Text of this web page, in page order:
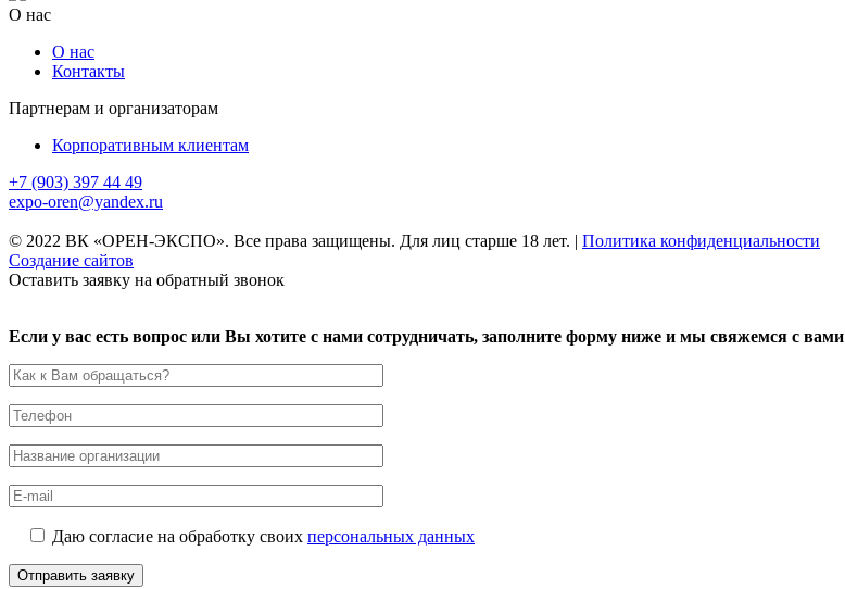
О нас
О нас
Контакты
Партнерам и организаторам
Корпоративным клиентам
+7 (903) 397 44 49
expo-oren@yandex.ru
© 2022 ВК «ОРЕН-ЭКСПО». Все права защищены. Для лиц старше 18 лет. | Политика конфиденциальности
Создание сайтов
Оставить заявку на обратный звонок
Если у вас есть вопрос или Вы хотите с нами сотрудничать, заполните форму ниже и мы свяжемся с вами
Даю согласие на обработку своих персональных данных